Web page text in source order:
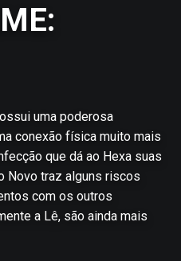
uma poderosa
conexão física muito mais
que dá ao Hexa suas
Novo traz alguns riscos
com os outros
a Lê, são ainda mais